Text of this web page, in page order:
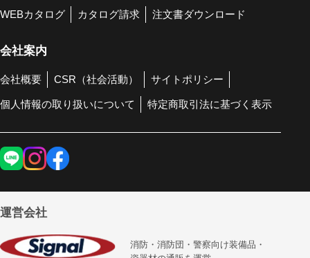
WEBカタログ カタログ請求 注文書ダウンロード
会社案内
会社概要 CSR（社会活動） サイトポリシー
個人情報の取り扱いについて 特定商取引法に基づく表示
運営会社
消防・消防団・警察向け装備品・